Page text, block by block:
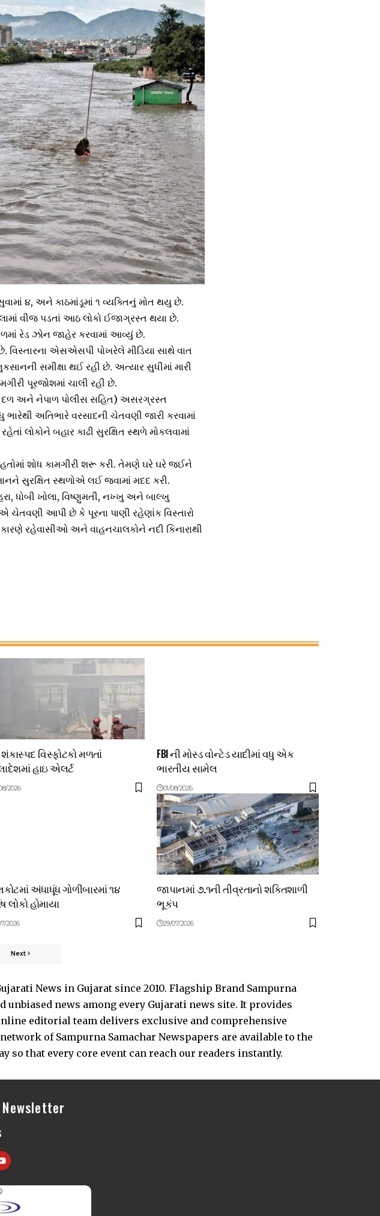
૪, અને કાઠમાંડૂમાં ૧ વ્યક્તિનું મોત થયુ છે.
વીજ પડતાં આઠ લોકો ઈજાગ્રસ્ત થયા છે.
રેડ ઝોન જાહેર કરવામાં આવ્યું છે.
વિસ્તારના એસએસપી પોખરેલે મીડિયા સાથે વાત
સમીક્ષા થઈ રહી છે. અત્યાર સુધીમાં મારી
પૂરજોશમાં ચાલી રહી છે.
અને નેપાળ પોલીસ સહિત) અસરગ્રસ્ત
ભારેથી અતિભારે વરસાદની ચેતવણી જારી કરવામાં
લોકોને બહાર કાઢી સુરક્ષિત સ્થળે મોકલવામાં
શોધ કામગીરી શરૂ કરી. તેમણે ઘરે ઘરે જઈને
સુરક્ષિત સ્થળોએ લઈ જવામાં મદદ કરી.
ધોબી ખોલા, વિષ્ણુમતી, નખ્ખુ અને બાલ્ખુ
ચેતવણી આપી છે કે પૂરના પાણી રહેણાંક વિસ્તારો
રહેવાસીઓ અને વાહનચાલકોને નદી કિનારાથી
વિસ્ફોટકો મળતાં
હાઇ એલર્ટ
2026
FBI ની મોસ્ડ વોન્ટેડ યાદીમાં વધુ એક
ભારતીય સામેલ
01/08/2026
અંધાધૂંધ ગોળીબારમાં ૧૪
લોકો હોમાયા
2026
જાપાનમાં ૭.૧ની તીવ્રતાનો શક્તિશાળી
ભૂકંપ
29/07/2026
Next
News in Gujarat since 2010. Flagship Brand Sampurna
news among every Gujarati news site. It provides
editorial team delivers exclusive and comprehensive
of Sampurna Samachar Newspapers are available to the
so that every core event can reach our readers instantly.